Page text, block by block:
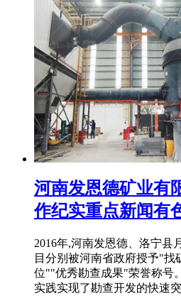
河南发恩德矿业有
作纪实重点新闻有
2016年,河南发恩德、洛宁县
目分别被河南省政府授予"找
位""优秀勘查成果"荣誉称号
实践实现了勘查开发的快速